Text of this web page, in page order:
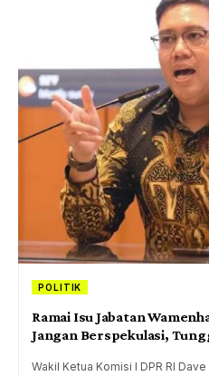
POLITIK
Ramai Isu Jabatan
Jangan Berspekulasi,
Wakil Ketua Komisi I DPR RI